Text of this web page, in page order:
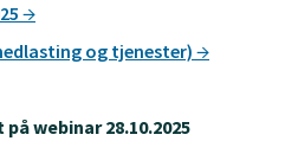
og tjenester)
webinar 28.10.2025